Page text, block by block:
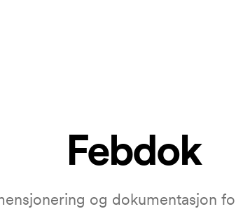
Febdok
og dokumentasjon